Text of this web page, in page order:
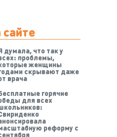
думала, что так у
проблемы,
женщины
скрывают даже
врача
горячие
для всех
реформу с